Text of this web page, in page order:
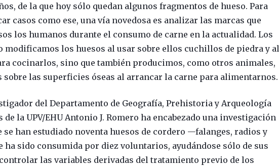
de la que hoy sólo quedan algunos fragmentos de hueso. Para
casos como ese, una vía novedosa es analizar las marcas que
los humanos durante el consumo de carne en la actualidad. Los
modificamos los huesos al usar sobre ellos cuchillos de piedra y al
cocinarlos, sino que también producimos, como otros animales,
sobre las superficies óseas al arrancar la carne para alimentarnos.
del Departamento de Geografía, Prehistoria y Arqueología
de la UPV/EHU Antonio J. Romero ha encabezado una investigación
han estudiado noventa huesos de cordero —falanges, radios y
ha sido consumida por diez voluntarios, ayudándose sólo de sus
las variables derivadas del tratamiento previo de los